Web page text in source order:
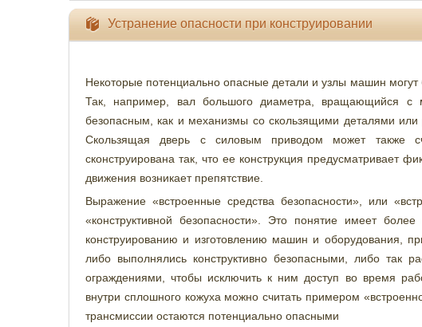
Устранение опасности при конструировании
Некоторые потенциально опасные детали и узлы машин
Так, например, вал большого диаметра, вращающийся с
безопасным, как и механизмы со скользящими деталями
Скользящая дверь с силовым приводом может также
сконструирована так, что ее конструкция предусматривает
движения возникает препятствие.
Выражение «встроенные средства безопасности», или
«конструктивной безопасности». Это понятие имеет
конструированию и изготовлению машин и оборудования,
либо выполнялись конструктивно безопасными, либо так
ограждениями, чтобы исключить к ним доступ во время
внутри сплошного кожуха можно считать примером
трансмиссии остаются потенциально опасными